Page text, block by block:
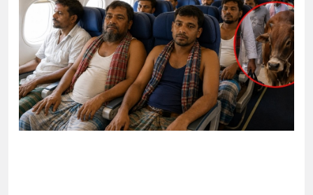
নিশ্চিতে ব্যর্থ বিএনপি সরকার
সঙ্গে এখন যোগাযোগ করা ‘খুব কঠিন’: ইরানি
ডকুমেন্টরি নিয়ে কড়া বার্তা দিলেন নুসরাত